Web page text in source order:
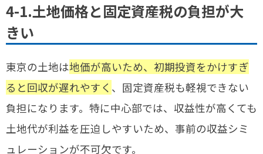
4-1.土地価格と固定資産税の負担が大
きい
東京の土地は地価が高いため、初期投資をかけすぎ
ると回収が遅れやすく 、固定資産税も軽視できない
負担になります。特に中心部では、収益性が高くても
土地代が利益を圧迫しやすいため、事前の収益シミ
ュレーションが不可欠です。